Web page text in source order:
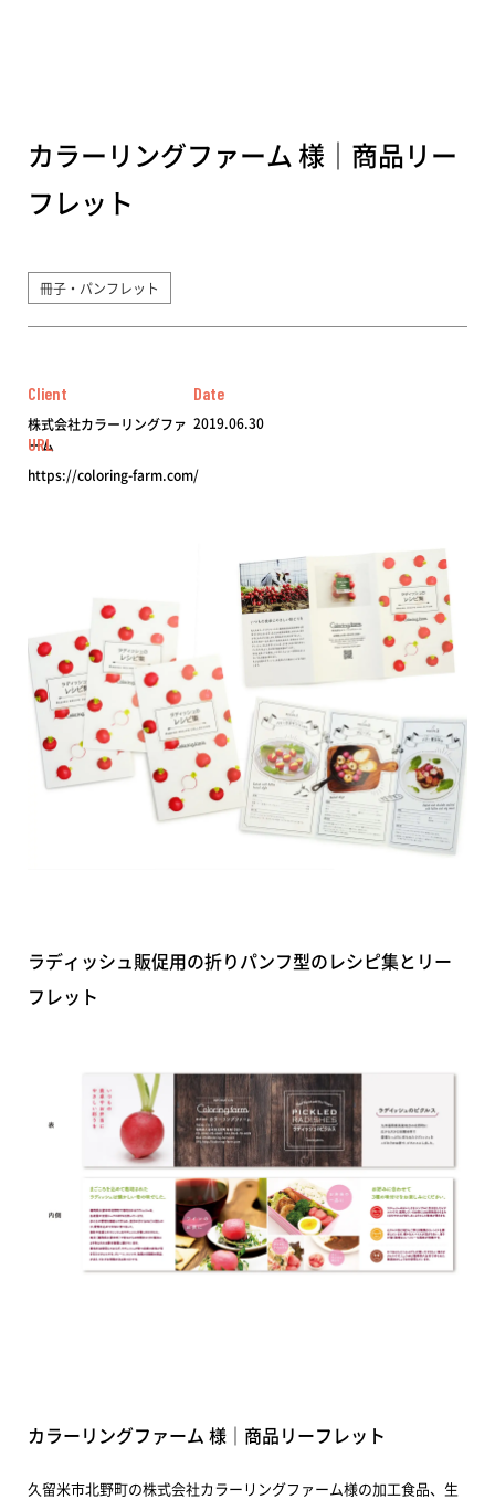
カラーリングファーム 様｜商品リー
フレット
冊子・パンフレット
Client
株式会社カラーリングファ
ーム
Date
2019.06.30
URL
https://coloring-farm.com/
ラディッシュ販促用の折りパンフ型のレシピ集とリー
フレット
カラーリングファーム 様｜商品リーフレット
久留米市北野町の株式会社カラーリングファーム様の加工食品、生